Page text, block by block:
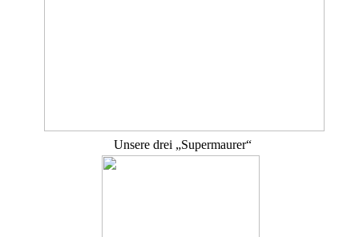
Unsere drei „Supermaurer“